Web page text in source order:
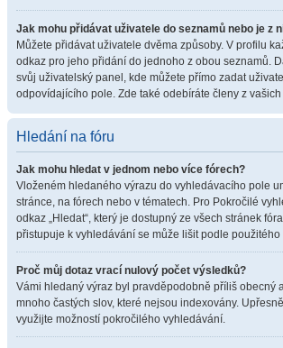
Jak mohu přidávat uživatele do seznamů nebo je z
Můžete přidávat uživatele dvěma způsoby. V profilu
odkaz pro jeho přidání do jednoho z obou seznamů.
svůj uživatelský panel, kde můžete přímo zadat
odpovídajícího pole. Zde také odebíráte členy z
Hledání na fóru
Jak mohu hledat v jednom nebo více fórech?
Vloženém hledaného výrazu do vyhledávacího pole
stránce, na fórech nebo v tématech. Pro Pokročilé
odkaz „Hledat“, který je dostupný ze všech stránek
přistupuje k vyhledávání se může lišit podle použitého
Proč můj dotaz vrací nulový počet výsledků?
Vámi hledaný výraz byl pravděpodobně příliš obecný
mnoho častých slov, které nejsou indexovány.
využijte možností pokročilého vyhledávání.